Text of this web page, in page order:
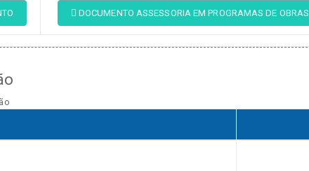
DOCUMENTO ASSESSORIA EM PROGRAMAS DE OBRAS